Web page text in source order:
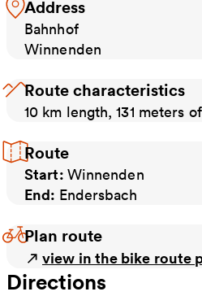
Address
Bahnhof
Winnenden
Route characteristics
10 km length, 131 meters
Route
Start: Winnenden
End: Endersbach
Plan route
view in the bike route
Directions